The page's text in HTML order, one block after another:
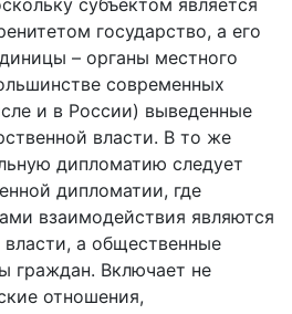
субъектом является
государство, а его
– органы местного
современных
и в России) выведенные
власти. В то же
дипломатию следует
дипломатии, где
взаимодействия являются
а общественные
граждан. Включает не
отношения,